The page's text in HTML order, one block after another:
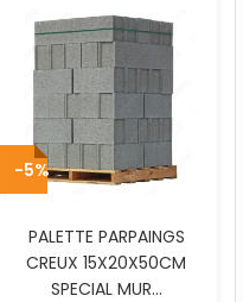
PALETTE PARPAINGS
CREUX 15X20X50CM
SPECIAL MUR...
-5%